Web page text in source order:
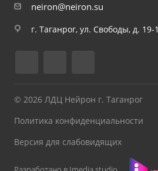
neiron@neiron.su
г. Таганрог, ул. Свободы, д. 19-1
© 2026 ЛДЦ Нейрон г. Таганрог
Политика конфиденциальности
Версия для слабовидящих